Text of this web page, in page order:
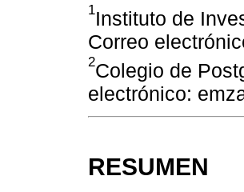
1Instituto de
Correo
2Colegio de
electrónico:
RESUMEN